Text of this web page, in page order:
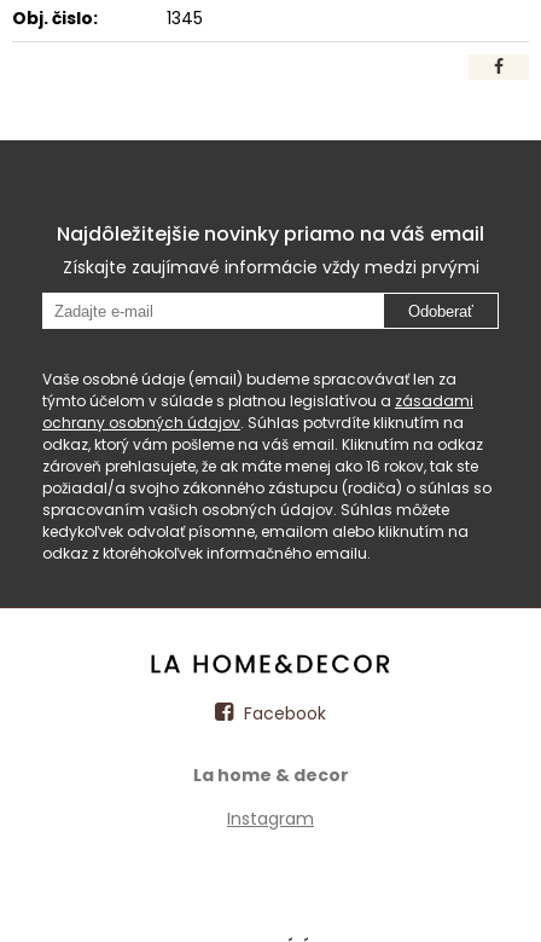
Obj. čislo: 1345
Najdôležitejšie novinky priamo na váš email
Získajte zaujímavé informácie vždy medzi prvými
Odoberať
Vaše osobné údaje (email) budeme spracovávať len za
týmto účelom v súlade s platnou legislatívou a zásadami
ochrany osobných údajov. Súhlas potvrdíte kliknutím na
odkaz, ktorý vám pošleme na váš email. Kliknutím na odkaz
zároveň prehlasujete, že ak máte menej ako 16 rokov, tak ste
požiadal/a svojho zákonného zástupcu (rodiča) o súhlas so
spracovaním vašich osobných údajov. Súhlas môžete
kedykoľvek odvolať písomne, emailom alebo kliknutím na
odkaz z ktoréhokoľvek informačného emailu.
Facebook
La home & decor
Instagram